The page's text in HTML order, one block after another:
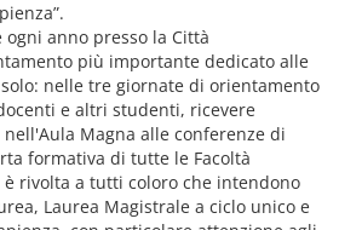
anno presso la Città
più importante dedicato alle
nelle tre giornate di orientamento
e altri studenti, ricevere
Magna alle conferenze di
formativa di tutte le Facoltà
rivolta a tutti coloro che intendono
Laurea Magistrale a ciclo unico e